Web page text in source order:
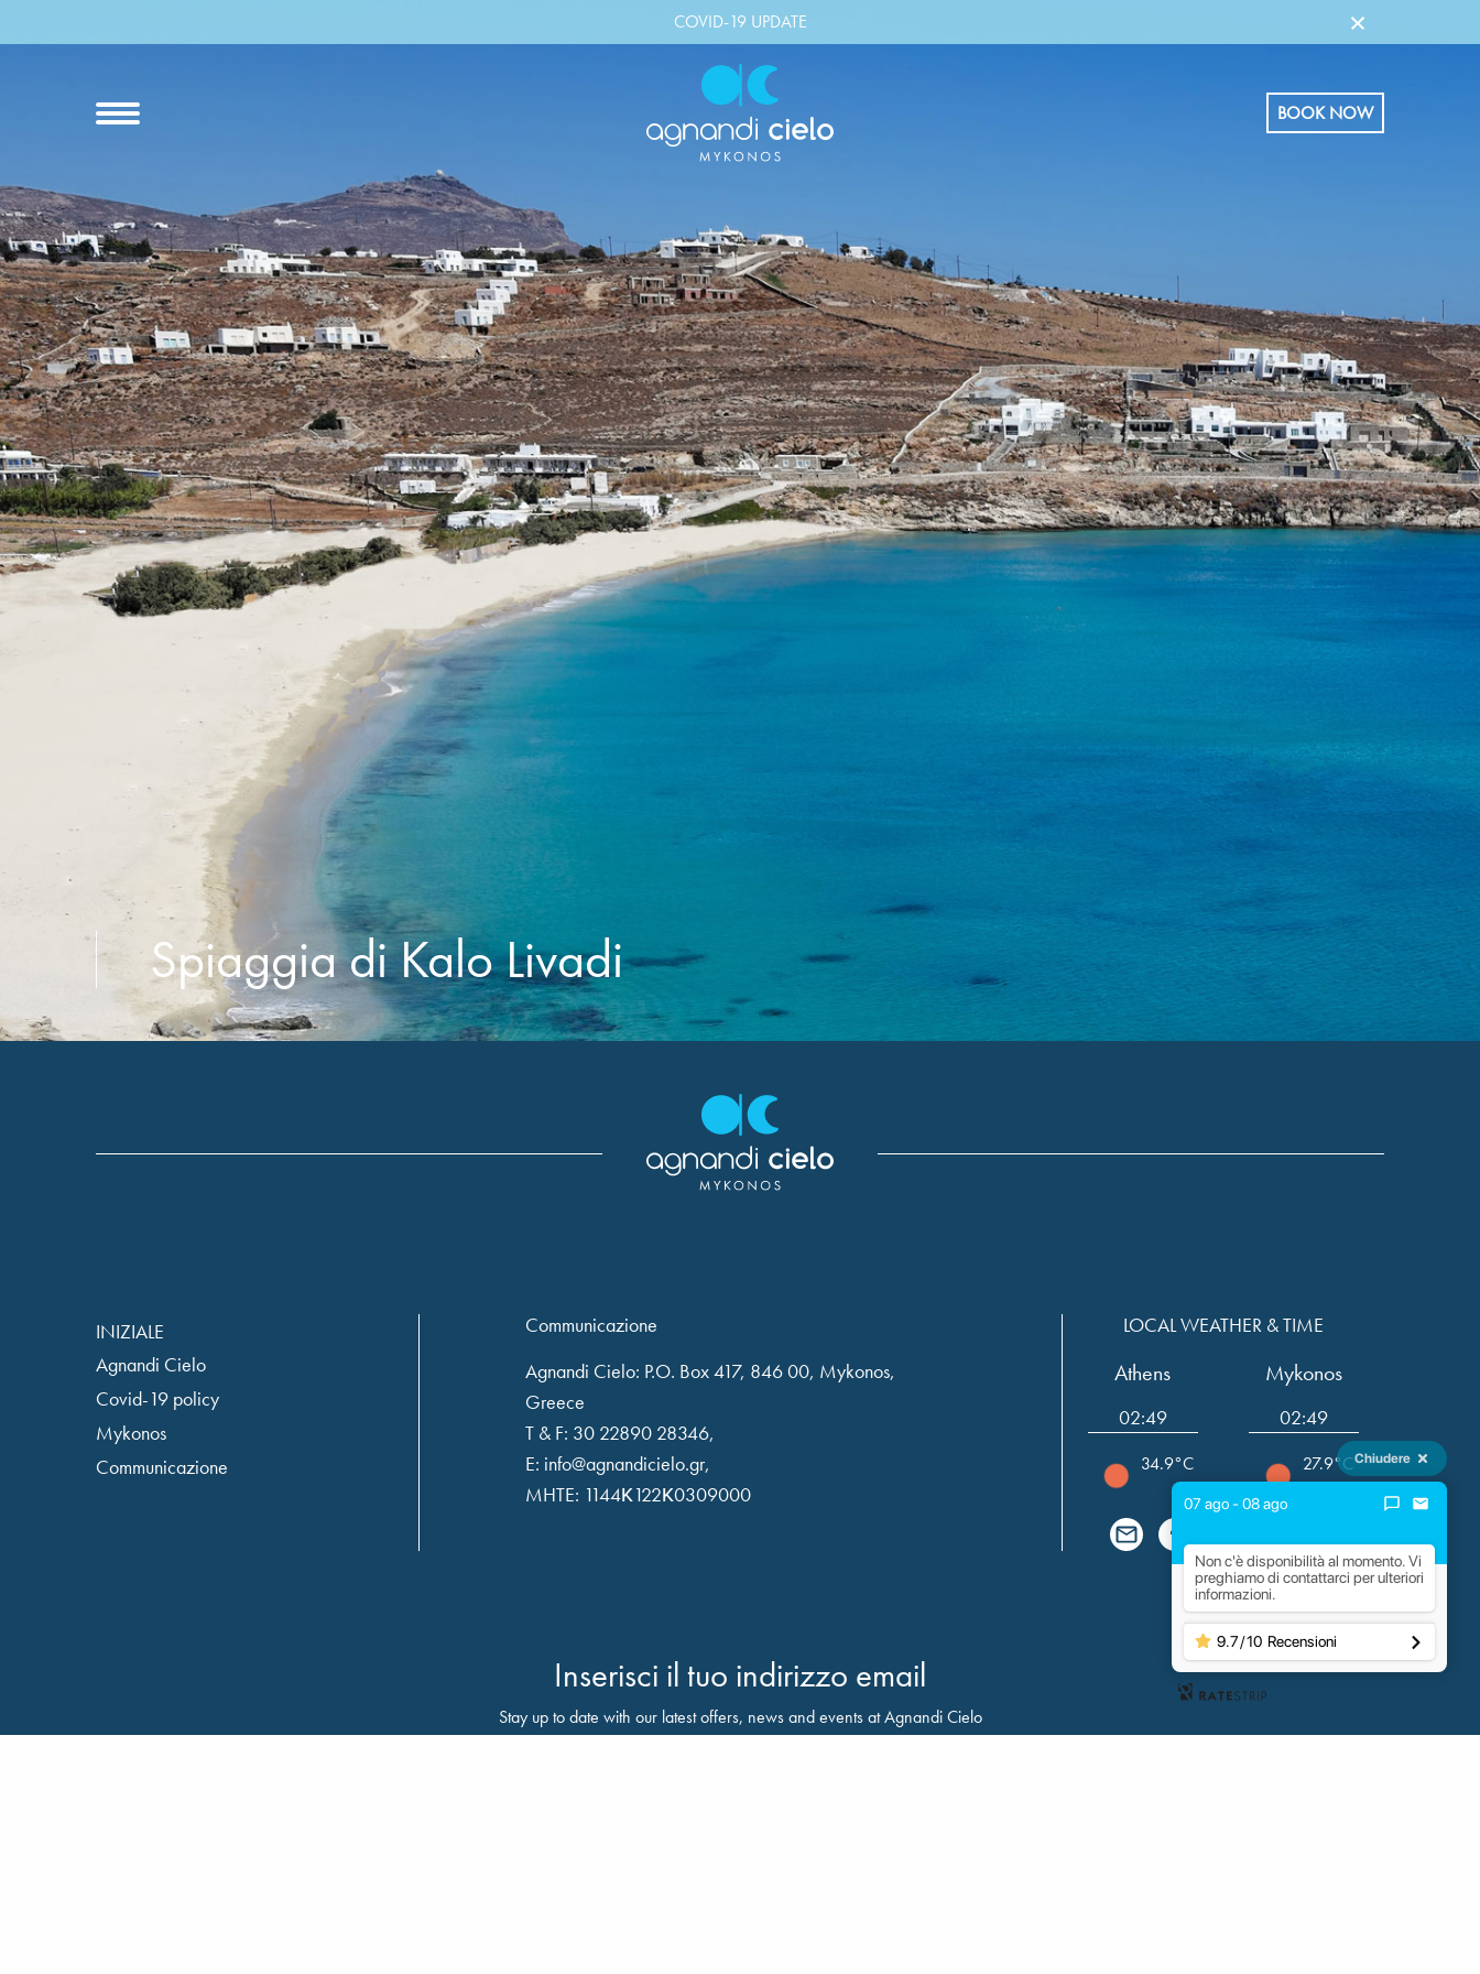
COVID-19 UPDATE ×
BOOK NOW
Spiaggia di Kalo Livadi
INIZIALE
Agnandi Cielo
Covid-19 policy
Mykonos
Communicazione
Communicazione
Agnandi Cielo: P.O. Box 417, 846 00, Mykonos,
Greece
T & F: 30 22890 28346,
E: info@agnandicielo.gr,
MHTE: 1144Κ122Κ0309000
LOCAL WEATHER & TIME
Athens
02:49
34.9°C
Mykonos
02:49
27.9°C
Inserisci il tuo indirizzo email
Stay up to date with our latest offers, news and events at Agnandi Cielo
Chiudere
07 ago - 08 ago
Non c'è disponibilità al momento. Vi
preghiamo di contattarci per ulteriori
informazioni.
9.7/10 Recensioni